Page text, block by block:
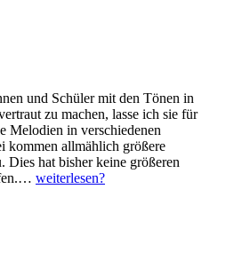
und Schüler mit den Tönen in
zu machen, lasse ich sie für
Melodien in verschiedenen
kommen allmählich größere
Dies hat bisher keine größeren
weiterlesen?